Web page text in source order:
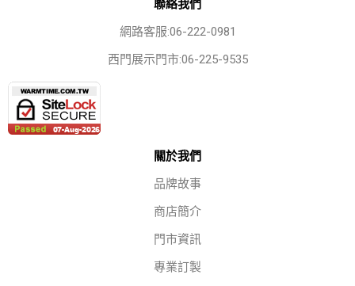
聯絡我們
網路客服:06-222-0981
西門展示門市:06-225-9535
關於我們
品牌故事
商店簡介
門市資訊
專業訂製